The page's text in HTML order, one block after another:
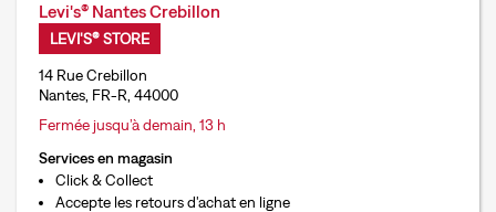
Levi's® Nantes Crebillon
LEVI'S® STORE
14 Rue Crebillon
Nantes, FR-R, 44000
Fermée jusqu’à demain, 13 h
Services en magasin
Click & Collect
Accepte les retours d'achat en ligne